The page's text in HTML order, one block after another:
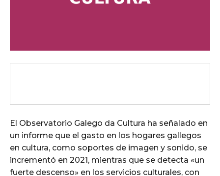
El Observatorio Galego da Cultura ha señalado en
un informe que el gasto en los hogares gallegos
en cultura, como soportes de imagen y sonido, se
incrementó en 2021, mientras que se detecta «un
fuerte descenso» en los servicios culturales, con